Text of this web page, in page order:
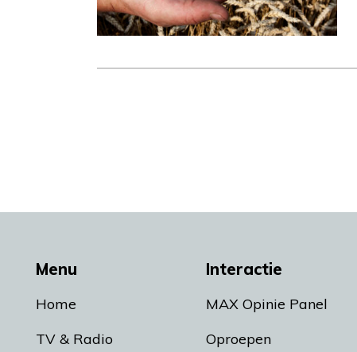
Menu
Home
TV & Radio
Interactie
MAX Opinie Panel
Oproepen